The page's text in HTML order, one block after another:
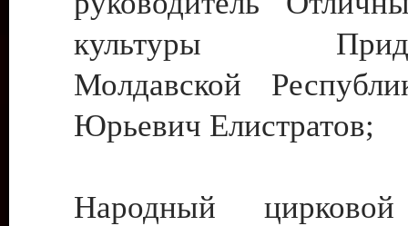
культуры
Молдавской
Юрьевич Елистратов;
Народный цирковой